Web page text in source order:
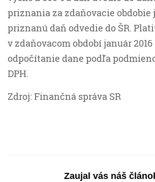
priznania za zdaňovacie obdobie
priznanú daň odvedie do ŠR.
v zdaňovacom období január
odpočítanie dane podľa
DPH.
Zdroj: Finančná správa SR
Zaujal vás náš